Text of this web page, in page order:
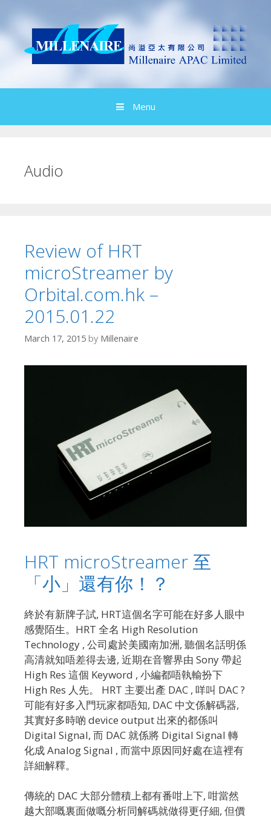
content
Menu
Audio
Review of HRT
microStreamer by
Orbital.com.hk –
2015.01.22
March 17, 2015 by Millenaire
HRT microStreamer 至
「小」還有你！？
終於有新牌子試, HRT這個名字可能在好多人眼中
感覺陌生。HRT 全名 High Resolution
Technology , 公司處於美國南加洲, 聽個名話明係
高清就知唔差得去邊, 近期在音響界由 Sony 帶起
High Res 這個 Keyword , 小編都唔執輸扮下
High Res 人先。 HRT 主要出產 DAC , 咩叫 DAC ?
可能有好多入門玩家都唔知, DAC 中文係解碼器,
其實好多時啲 device output 出來的都係叫
Digital Signal, 而 DAC 就係將 Digital Signal 轉
化成 Analog Signal , 而當中原因同好處在這裡有
詳細解釋。
傳統的 DAC 大部分體積上都有番咁上下, 咁當然
越大部嘅裏面做嘅分析同解碼就做得更仔細, 但價